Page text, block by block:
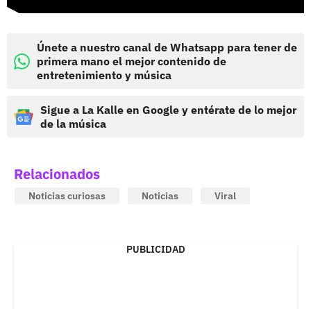
Únete a nuestro canal de Whatsapp para tener de
primera mano el mejor contenido de
entretenimiento y música
Sigue a La Kalle en Google y entérate de lo mejor
de la música
Relacionados
Noticias curiosas Noticias Viral
PUBLICIDAD